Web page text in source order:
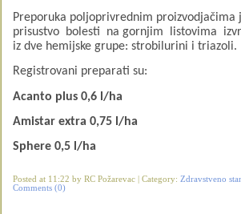
Preporuka poljoprivrednim proizvodjačima
prisustvo
bolesti na gornjim listovima
iz dve hemijske grupe: strobilurini i triazoli.
Registrovani preparati su:
Acanto plus 0,6 l/ha
Amistar extra 0,75 l/ha
Sphere 0,5 l/ha
Posted at 11:22 by RC Požarevac | Category: Zdravstveno
Comments (0)